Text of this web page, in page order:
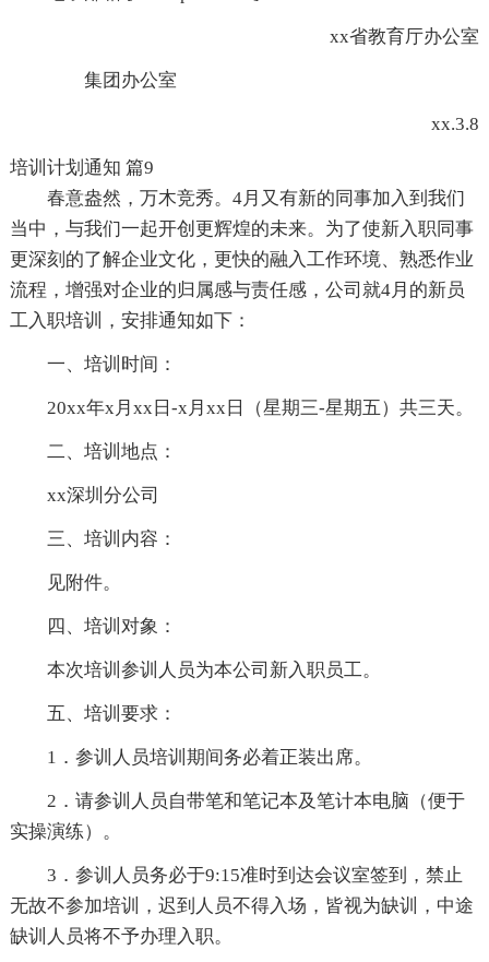
xx省教育厅办公室
集团办公室
xx.3.8
培训计划通知 篇9
春意盎然，万木竞秀。4月又有新的同事加入到我们
当中，与我们一起开创更辉煌的未来。为了使新入职同事
更深刻的了解企业文化，更快的融入工作环境、熟悉作业
流程，增强对企业的归属感与责任感，公司就4月的新员
工入职培训，安排通知如下：
一、培训时间：
20xx年x月xx日-x月xx日（星期三-星期五）共三天。
二、培训地点：
xx深圳分公司
三、培训内容：
见附件。
四、培训对象：
本次培训参训人员为本公司新入职员工。
五、培训要求：
1．参训人员培训期间务必着正装出席。
2．请参训人员自带笔和笔记本及笔计本电脑（便于
实操演练）。
3．参训人员务必于9:15准时到达会议室签到，禁止
无故不参加培训，迟到人员不得入场，皆视为缺训，中途
缺训人员将不予办理入职。